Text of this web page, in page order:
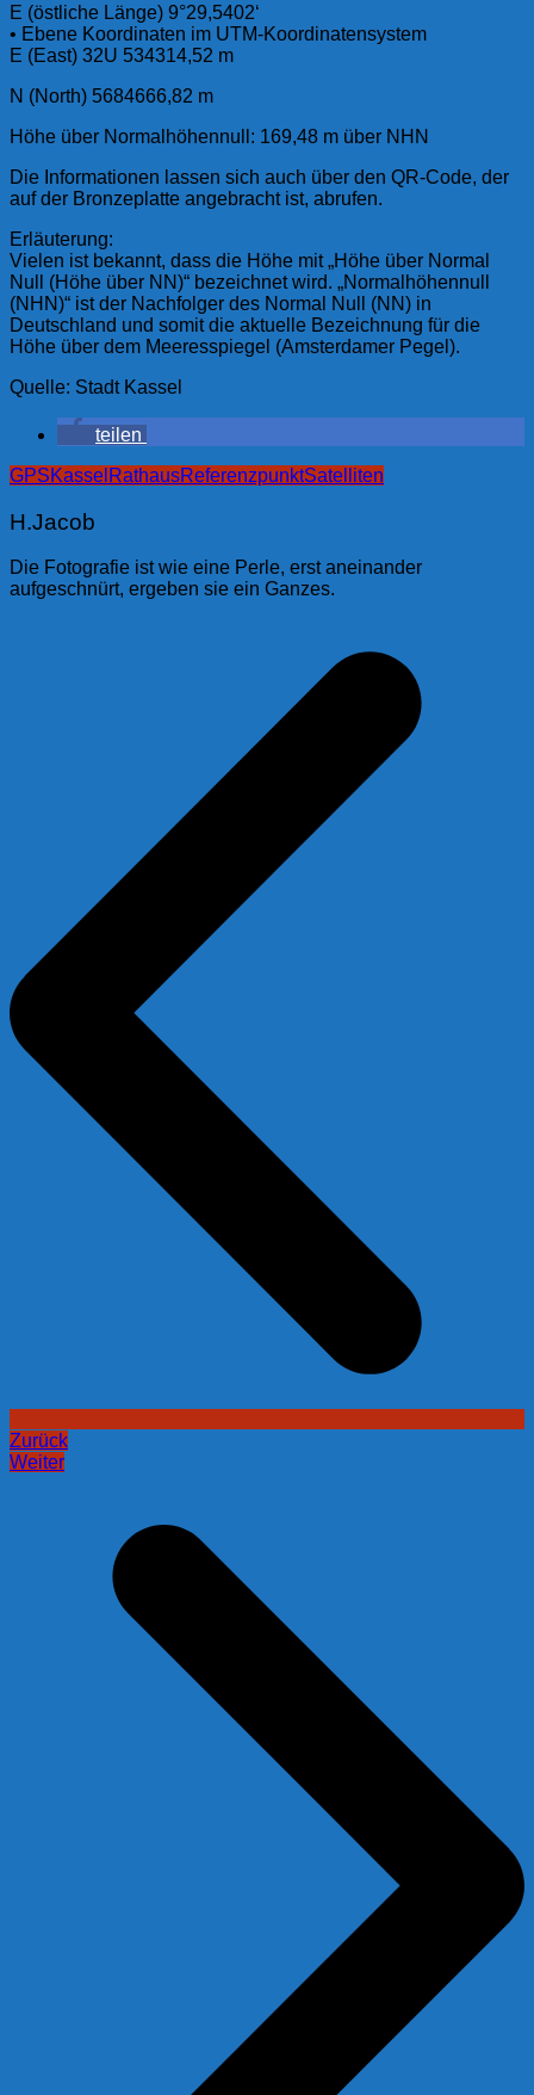
E (östliche Länge) 9°29,5402‘
• Ebene Koordinaten im UTM-Koordinatensystem
E (East) 32U 534314,52 m
N (North) 5684666,82 m
Höhe über Normalhöhennull: 169,48 m über NHN
Die Informationen lassen sich auch über den QR-Code, der
auf der Bronzeplatte angebracht ist, abrufen.
Erläuterung:
Vielen ist bekannt, dass die Höhe mit „Höhe über Normal
Null (Höhe über NN)“ bezeichnet wird. „Normalhöhennull
(NHN)“ ist der Nachfolger des Normal Null (NN) in
Deutschland und somit die aktuelle Bezeichnung für die
Höhe über dem Meeresspiegel (Amsterdamer Pegel).
Quelle: Stadt Kassel
teilen
GPSKassel RathausReferenzpunktSatelliten
H.Jacob
Die Fotografie ist wie eine Perle, erst aneinander
aufgeschnürt, ergeben sie ein Ganzes.
Zurück
Weiter